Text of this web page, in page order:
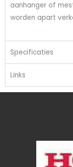
aanhanger of
worden apart
Specificaties
Links